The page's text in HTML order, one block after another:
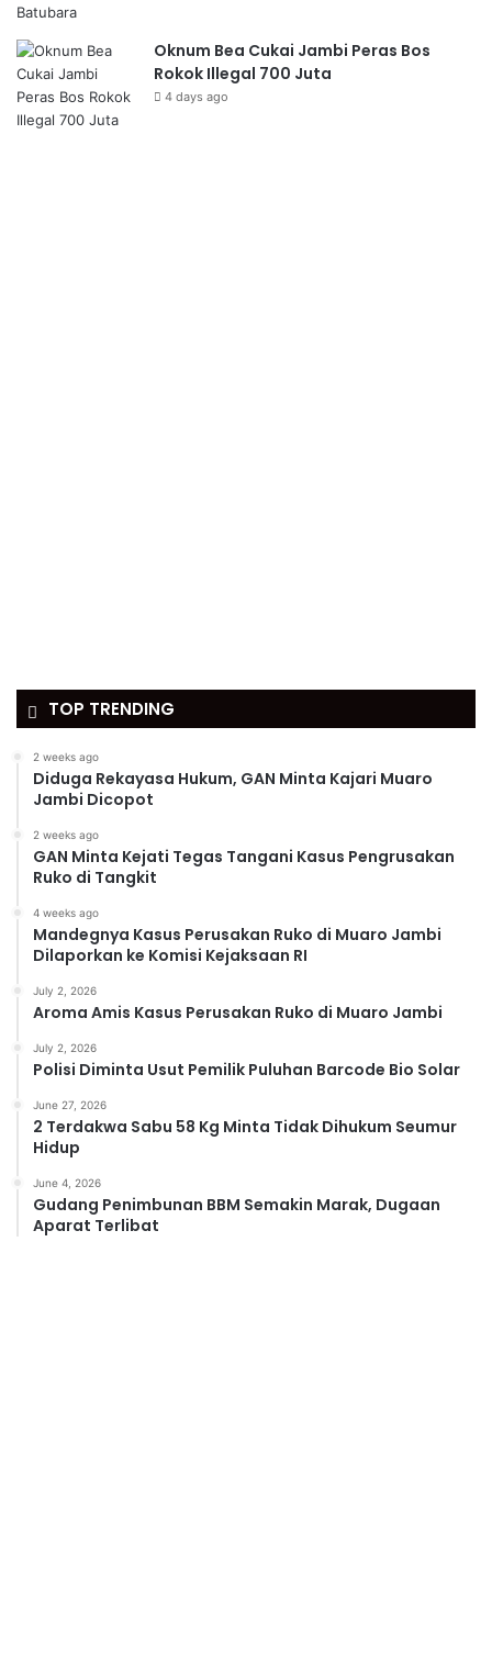
Oknum Bea Cukai Jambi Peras Bos
Rokok Illegal 700 Juta
4 days ago
TOP TRENDING
2 weeks ago
Diduga Rekayasa Hukum, GAN Minta Kajari Muaro
Jambi Dicopot
2 weeks ago
GAN Minta Kejati Tegas Tangani Kasus Pengrusakan
Ruko di Tangkit
4 weeks ago
Mandegnya Kasus Perusakan Ruko di Muaro Jambi
Dilaporkan ke Komisi Kejaksaan RI
July 2, 2026
Aroma Amis Kasus Perusakan Ruko di Muaro Jambi
July 2, 2026
Polisi Diminta Usut Pemilik Puluhan Barcode Bio Solar
June 27, 2026
2 Terdakwa Sabu 58 Kg Minta Tidak Dihukum Seumur
Hidup
June 4, 2026
Gudang Penimbunan BBM Semakin Marak, Dugaan
Aparat Terlibat